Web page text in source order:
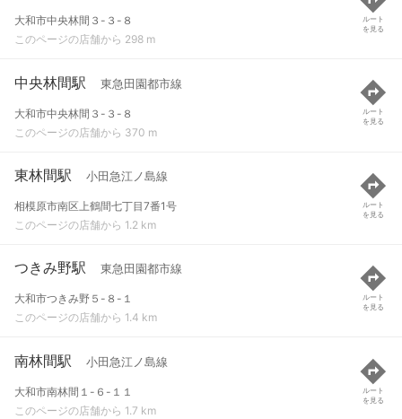
大和市中央林間３-３-８
このページの店舗から 298 m
ルート
を見る
中央林間駅 東急田園都市線
大和市中央林間３-３-８
このページの店舗から 370 m
ルート
を見る
東林間駅 小田急江ノ島線
相模原市南区上鶴間七丁目7番1号
このページの店舗から 1.2 km
ルート
を見る
つきみ野駅 東急田園都市線
大和市つきみ野５-８-１
このページの店舗から 1.4 km
ルート
を見る
南林間駅 小田急江ノ島線
大和市南林間１-６-１１
このページの店舗から 1.7 km
ルート
を見る